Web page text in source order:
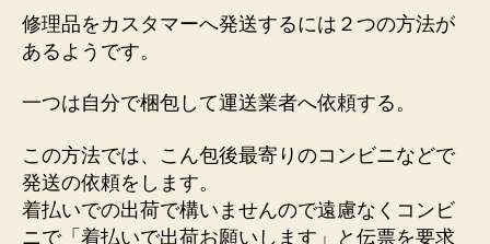
修理品をカスタマーへ発送するには２つの方法が
あるようです。
一つは自分で梱包して運送業者へ依頼する。
この方法では、こん包後最寄りのコンビニなどで
発送の依頼をします。
着払いでの出荷で構いませんので遠慮なくコンビ
ニで「着払いで出荷お願いします」と伝票を要求